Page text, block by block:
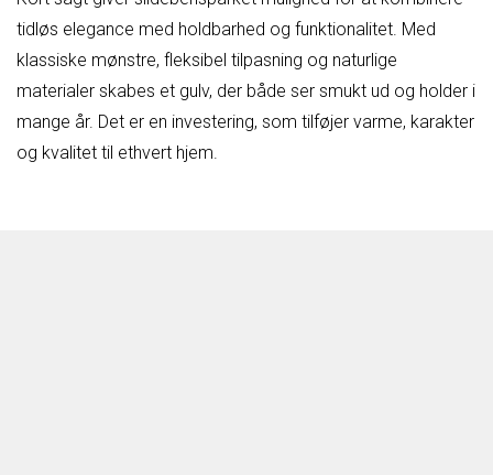
tidløs elegance med holdbarhed og funktionalitet. Med
klassiske mønstre, fleksibel tilpasning og naturlige
materialer skabes et gulv, der både ser smukt ud og holder i
mange år. Det er en investering, som tilføjer varme, karakter
og kvalitet til ethvert hjem.